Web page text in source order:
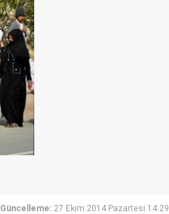
Güncelleme: 27 Ekim 2014 Pazartesi 14:29